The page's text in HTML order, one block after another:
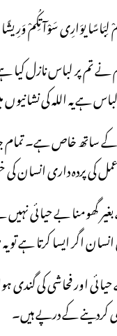
لِبَاسًا یوَارِی سَوْآتِكُمْ
تم پر لباس نازل کیا
ہے یہ اللہ کی
ساتھ خاص ہے۔ تمام
کی پردہ داری
گھومنا بے حیائی
اگر ایسا کرتا ہے
حیائی اور فحاشی کی
کے درپے ہیں۔